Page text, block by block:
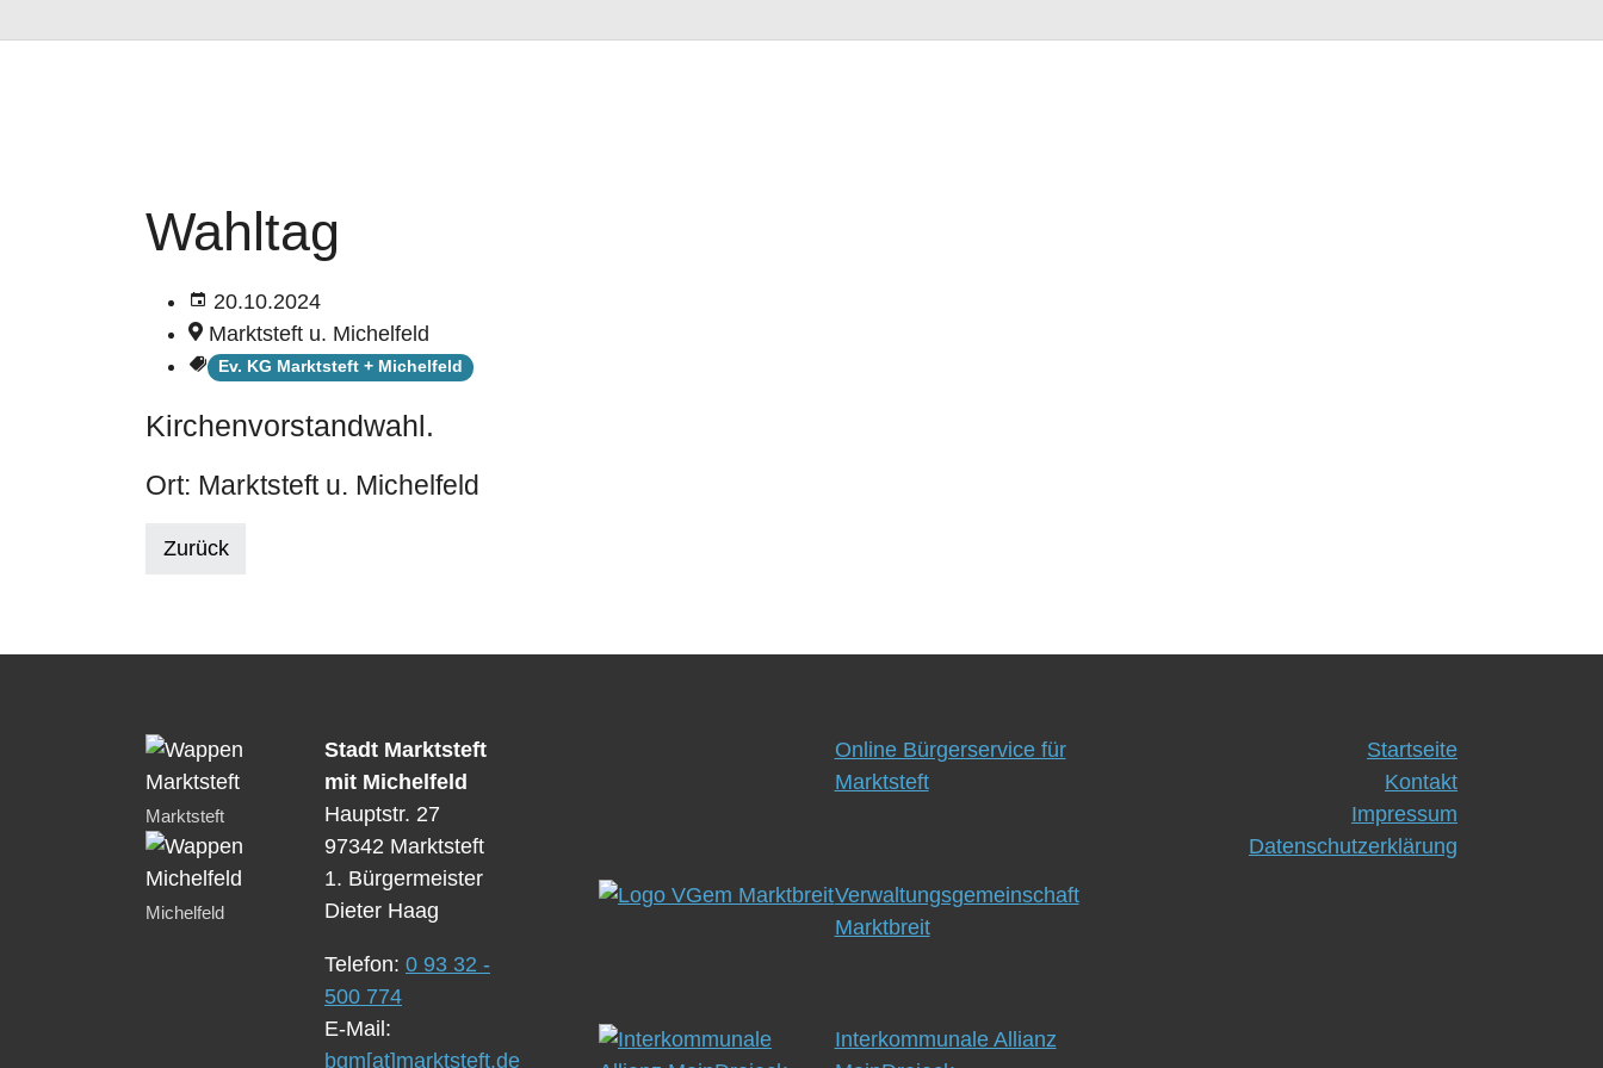
Wahltag
20.10.2024
Marktsteft u. Michelfeld
Ev. KG Marktsteft + Michelfeld
Kirchenvorstandwahl.
Ort: Marktsteft u. Michelfeld
Zurück
Marktsteft
Michelfeld
Stadt Marktsteft
mit Michelfeld
Hauptstr. 27
97342 Marktsteft
1. Bürgermeister
Dieter Haag
Telefon: 0 93 32 -
500 774
E-Mail:
bgm[at]marktsteft.de
Online Bürgerservice für
Marktsteft
Verwaltungsgemeinschaft
Marktbreit
Interkommunale Allianz
Startseite
Kontakt
Impressum
Datenschutzerklärung